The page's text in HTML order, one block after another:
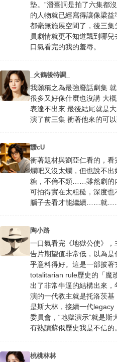
墊。”潛臺詞是拍了六集都
的人物就已經寫得讓像梁
都毫無施展空間了，後三
員劇情就更不知道飄到哪
口氣看完的我的羞辱。
_火鶴後特調_
我願稱之為最強廢話劇集
很多又好像什麼也沒講 大
表達不出來 最後結尾就是
演了前三集 衝著他來的可以
靉cU
衝著題材與劉亞仁看的，
爛吧又沒太爛，但也說不
糖，不倫不類……雖然劇的
可拍得實在太粗糙，深度
腦子去看才能繼續……就
陶小路
一口氣看完《地獄公使》
告片期望值非常低，以為
乎意料得好。這是一部披
totalitarian rule歷史的「魔
出了非常牛逼的結構出來
演的一代教主就是托洛茨
是斯大林，接續一代legacy
委員會，“地獄演示”就是
有熟讀蘇俄歷史我是不信的
桃桃林林